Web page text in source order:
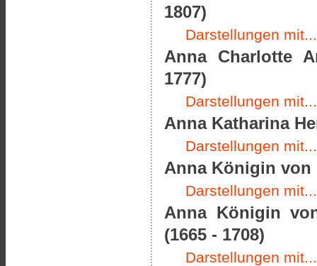
1807)
Darstellungen mit...
Anna Charlotte
1777)
Darstellungen mit...
Anna Katharina
Darstellungen mit...
Anna Königin von
Darstellungen mit...
Anna Königin
(1665 - 1708)
Darstellungen mit...